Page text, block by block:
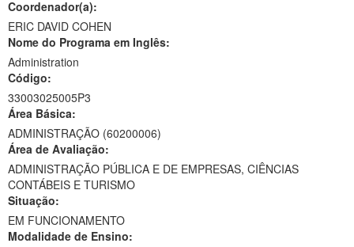
Ministério da Educação
Ministério da Cidadania
Ministério da Saúde
Ministério de Minas e Energia
Ministério da Ciência, Tecnologia, Inovações e Comunicações
Ministério do Meio Ambiente
Ministério do Turismo
Coordenador(a):
ERIC DAVID COHEN
Nome do Programa em Inglês:
Administration
Código:
33003025005P3
Área Básica:
ADMINISTRAÇÃO (60200006)
Área de Avaliação:
ADMINISTRAÇÃO PÚBLICA E DE EMPRESAS, CIÊNCIAS
CONTÁBEIS E TURISMO
Situação:
EM FUNCIONAMENTO
Modalidade de Ensino: